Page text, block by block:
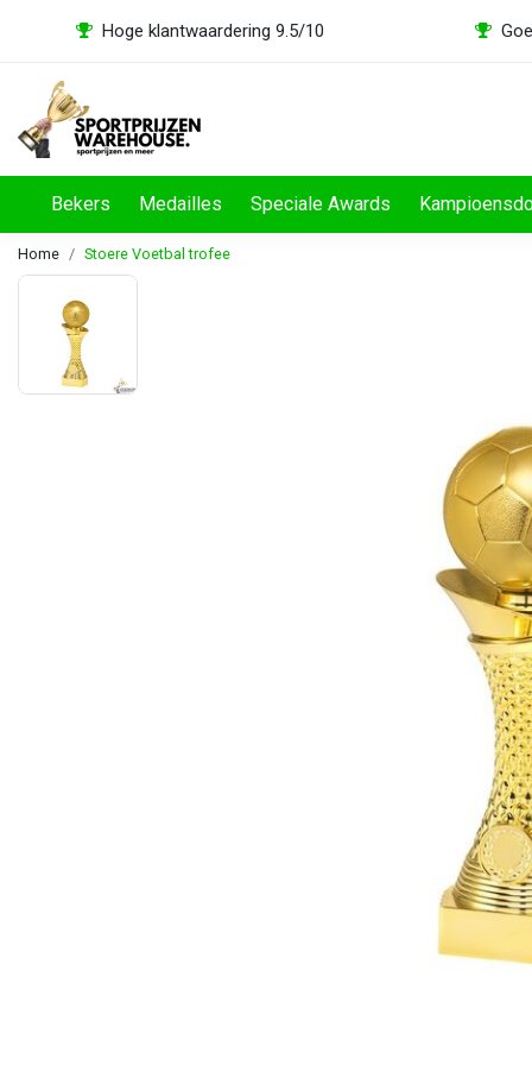
Hoge klantwaardering 9.5/10
Bekers Medailles Speciale Awards
Home Stoere Voetbal trofee